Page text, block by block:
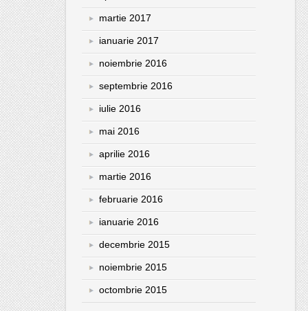
martie 2017
ianuarie 2017
noiembrie 2016
septembrie 2016
iulie 2016
mai 2016
aprilie 2016
martie 2016
februarie 2016
ianuarie 2016
decembrie 2015
noiembrie 2015
octombrie 2015